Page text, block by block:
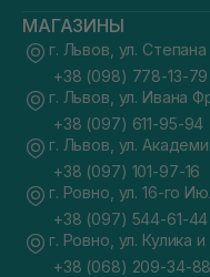
МАГАЗИНЫ
г. Львов, ул.
+38 (098) 778-13-79
г. Львов, ул. Ивана
+38 (097) 611-95-94
г. Львов, ул.
+38 (097) 101-97-16
г. Ровно, ул. 16-го
+38 (097) 544-61-44
г. Ровно, ул. Кулика
+38 (068) 209-34-88